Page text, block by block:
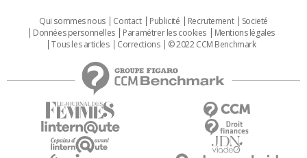
Qui sommes nous Contact Publicité Recrutement
Societé
Données personnelles
Paramétrer les cookies
Mentions légales
Tous les articles
Corrections © 2022 CCM Benchmark